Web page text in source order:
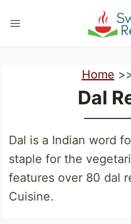
to
Home
Dal
Dal is a Indian word
staple for the
features over 80 dal
Cuisine.